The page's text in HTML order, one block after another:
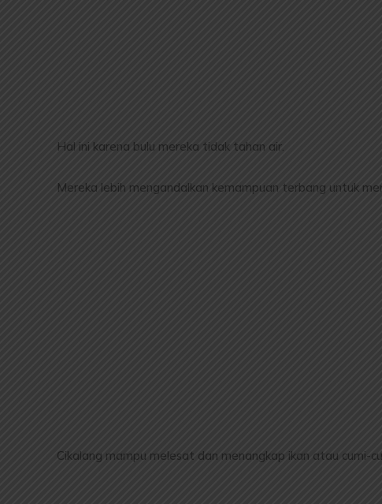
Hal ini karena bulu mereka tidak tahan air.
Mereka lebih mengandalkan kemampuan terbang untuk
Cikalang mampu melesat dan menangkap ikan atau cumi-